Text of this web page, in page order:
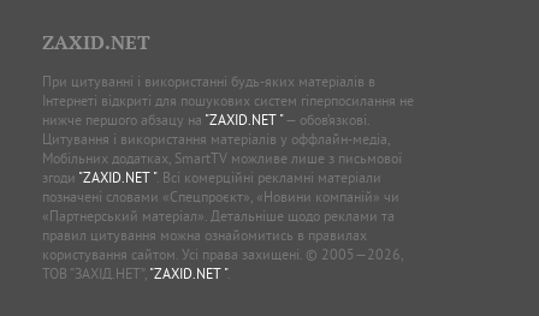
ZAXID.NET
При цитуванні і використанні будь-яких матеріалів в
Інтернеті відкриті для пошукових систем гіперпосилання не
нижче першого абзацу на "ZAXID.NET "— обов’язкові.
Цитування і використання матеріалів у оффлайн-медіа,
Мобільних додатках, SmartTV можливе лише з письмової
згоди "ZAXID.NET ". Всі комерційні рекламні матеріали
позначені словами «Спецпроєкт», «Новини компаній» чи
«Партнерський матеріал». Детальніше щодо реклами та
правил цитування можна ознайомитись в правилах
користування сайтом. Усі права захищені. © 2005—2026,
ТОВ “ЗАХІД.НЕТ”, "ZAXID.NET ".